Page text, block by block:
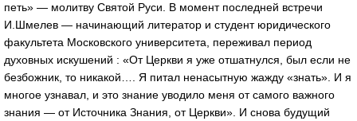
петь» — молитву Святой Руси. В момент последней встречи
И.Шмелев — начинающий литератор и студент юридического
факультета Московского университета, переживал период
духовных искушений : «От Церкви я уже отшатнулся, был если не
безбожник, то никакой…. Я питал ненасытную жажду «знать». И я
многое узнавал, и это знание уводило меня от самого важного
знания — от Источника Знания, от Церкви». И снова будущий